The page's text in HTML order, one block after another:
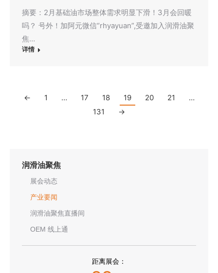
摘要：2月基础油市场整体需求明显下滑！3月会回暖
吗？ 号外！加阿元微信“rhyayuan”,受邀加入润滑油聚
焦…
详情
← 1 … 17 18 19 20 21
…
131
→
润滑油聚焦
展会动态
产业要闻
润滑油聚焦直播间
OEM 线上通
距离展会：